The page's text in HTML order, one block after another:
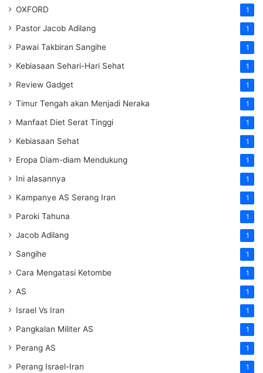
OXFORD 1
Pastor Jacob Adilang 1
Pawai Takbiran Sangihe 1
Kebiasaan Sehari-Hari Sehat 1
Review Gadget 1
Timur Tengah akan Menjadi Neraka 1
Manfaat Diet Serat Tinggi 1
Kebiasaan Sehat 1
Eropa Diam-diam Mendukung 1
Ini alasannya 1
Kampanye AS Serang Iran 1
Paroki Tahuna 1
Jacob Adilang 1
Sangihe 1
Cara Mengatasi Ketombe 1
AS 1
Israel Vs Iran 1
Pangkalan Militer AS 1
Perang AS 1
Perang Israel-Iran 1